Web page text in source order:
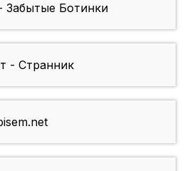
Забытые Ботинки
- Странник